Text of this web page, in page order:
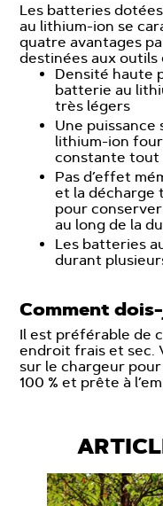
Les batteries
au lithium-ion se
quatre avantages
destinées aux outils
Densité haute
batterie au
très légers
Une puissance
lithium-ion
constante tout
Pas d’effet
et la décharge
pour
au long de la
Les batteries
durant
Comment
Il est préférable de
endroit frais et sec.
sur le chargeur
100 % et prête à